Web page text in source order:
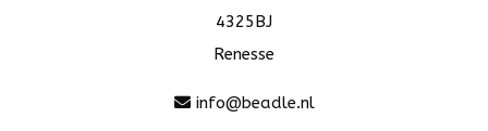
4325BJ
Renesse
info@beadle.nl